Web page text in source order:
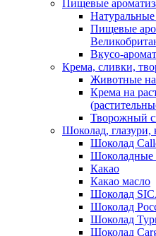
Пищевые
Натуральные
Пищевые
Вкусо-
Крема, сливки,
Животные
Крема на
Творожный
Шоколад, глазури,
Шоколад
Шоколадные
Какао
Какао масло
Шоколад
Шоколад
Шоколад
Шоколад